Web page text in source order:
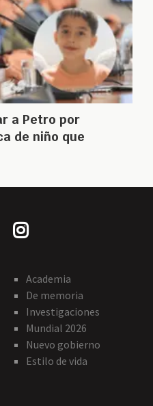
a Petro por
de niño que
Academia
De memoria
Investigaciones
Mundial 2026
Nuevo gobierno
Estilo de vida